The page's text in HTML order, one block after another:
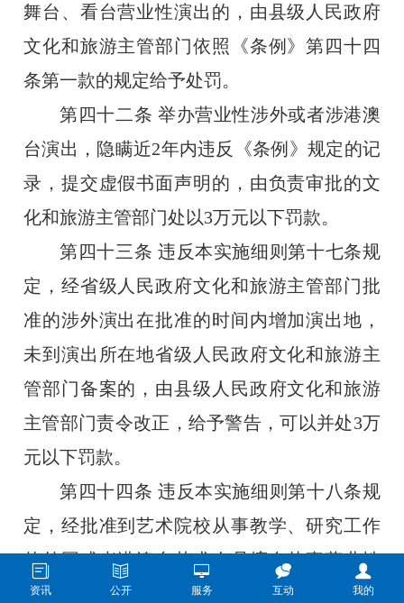
舞台、看台营业性演出的，由县级人民政府
文化和旅游主管部门依照《条例》第四十四
条第一款的规定给予处罚。
第四十二条 举办营业性涉外或者涉港澳
台演出，隐瞒近2年内违反《条例》规定的记
录，提交虚假书面声明的，由负责审批的文
化和旅游主管部门处以3万元以下罚款。
第四十三条 违反本实施细则第十七条规
定，经省级人民政府文化和旅游主管部门批
准的涉外演出在批准的时间内增加演出地，
未到演出所在地省级人民政府文化和旅游主
管部门备案的，由县级人民政府文化和旅游
主管部门责令改正，给予警告，可以并处3万
元以下罚款。
第四十四条 违反本实施细则第十八条规
定，经批准到艺术院校从事教学、研究工作
的外国或者港澳台艺术人员擅自从事营业性
演出的，由县级人民政府文化和旅游主管部
资讯 公开 服务 互动 我的